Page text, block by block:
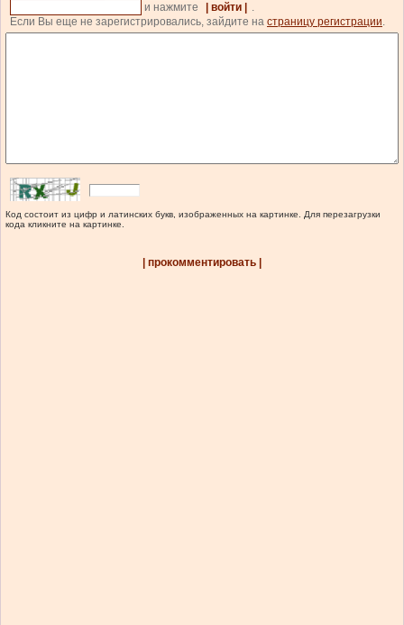
и нажмите
| войти |
.
Если Вы еще не зарегистрировались, зайдите на страницу регистрации.
Код состоит из цифр и латинских букв, изображенных на картинке. Для перезагрузки
кода кликните на картинке.
| прокомментировать |